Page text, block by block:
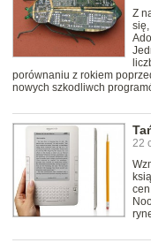
Z
porównaniu z rokiem
nowych szkodliwch
22